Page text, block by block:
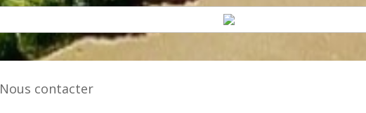
Nous contacter